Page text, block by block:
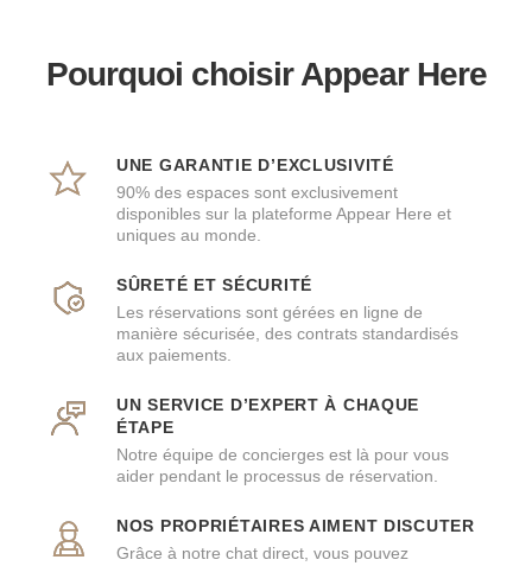
Pourquoi choisir Appear Here
UNE GARANTIE D’EXCLUSIVITÉ
90% des espaces sont exclusivement
disponibles sur la plateforme Appear Here et
uniques au monde.
SÛRETÉ ET SÉCURITÉ
Les réservations sont gérées en ligne de
manière sécurisée, des contrats standardisés
aux paiements.
UN SERVICE D’EXPERT À CHAQUE
ÉTAPE
Notre équipe de concierges est là pour vous
aider pendant le processus de réservation.
NOS PROPRIÉTAIRES AIMENT DISCUTER
Grâce à notre chat direct, vous pouvez